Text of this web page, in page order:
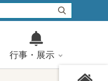
行事・展示